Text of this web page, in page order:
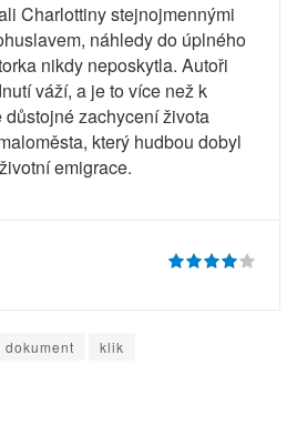
Charlottiny stejnojmennými
náhledy do úplného
nikdy neposkytla. Autoři
váží, a je to více než k
zachycení života
který hudbou dobyl
emigrace.
dokument klik